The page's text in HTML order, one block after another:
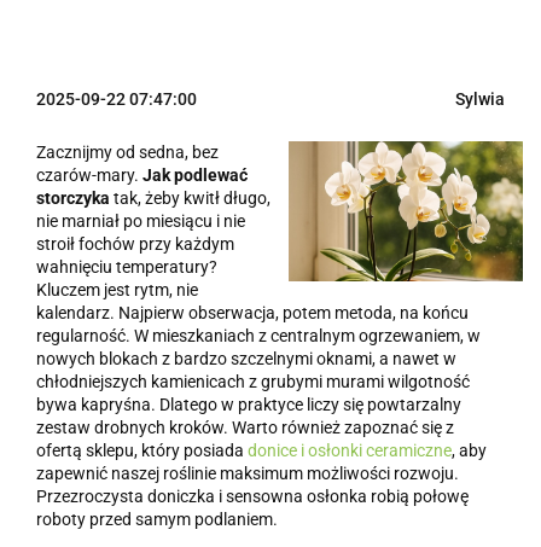
2025-09-22 07:47:00 Sylwia
Zacznijmy od sedna, bez
czarów-mary. Jak podlewać
storczyka tak, żeby kwitł długo,
nie marniał po miesiącu i nie
stroił fochów przy każdym
wahnięciu temperatury?
Kluczem jest rytm, nie
kalendarz. Najpierw obserwacja, potem metoda, na końcu
regularność. W mieszkaniach z centralnym ogrzewaniem, w
nowych blokach z bardzo szczelnymi oknami, a nawet w
chłodniejszych kamienicach z grubymi murami wilgotność
bywa kapryśna. Dlatego w praktyce liczy się powtarzalny
zestaw drobnych kroków. Warto również zapoznać się z
ofertą sklepu, który posiada donice i osłonki ceramiczne, aby
zapewnić naszej roślinie maksimum możliwości rozwoju.
Przezroczysta doniczka i sensowna osłonka robią połowę
roboty przed samym podlaniem.